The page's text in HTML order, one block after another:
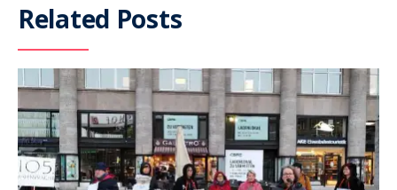
Related Posts